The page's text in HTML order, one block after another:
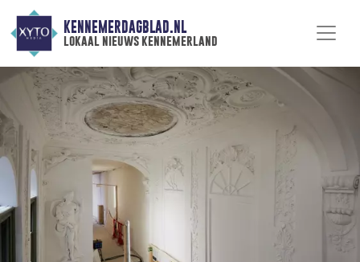
KENNEMERDAGBLAD.NL
lokaal nieuws kennemerland